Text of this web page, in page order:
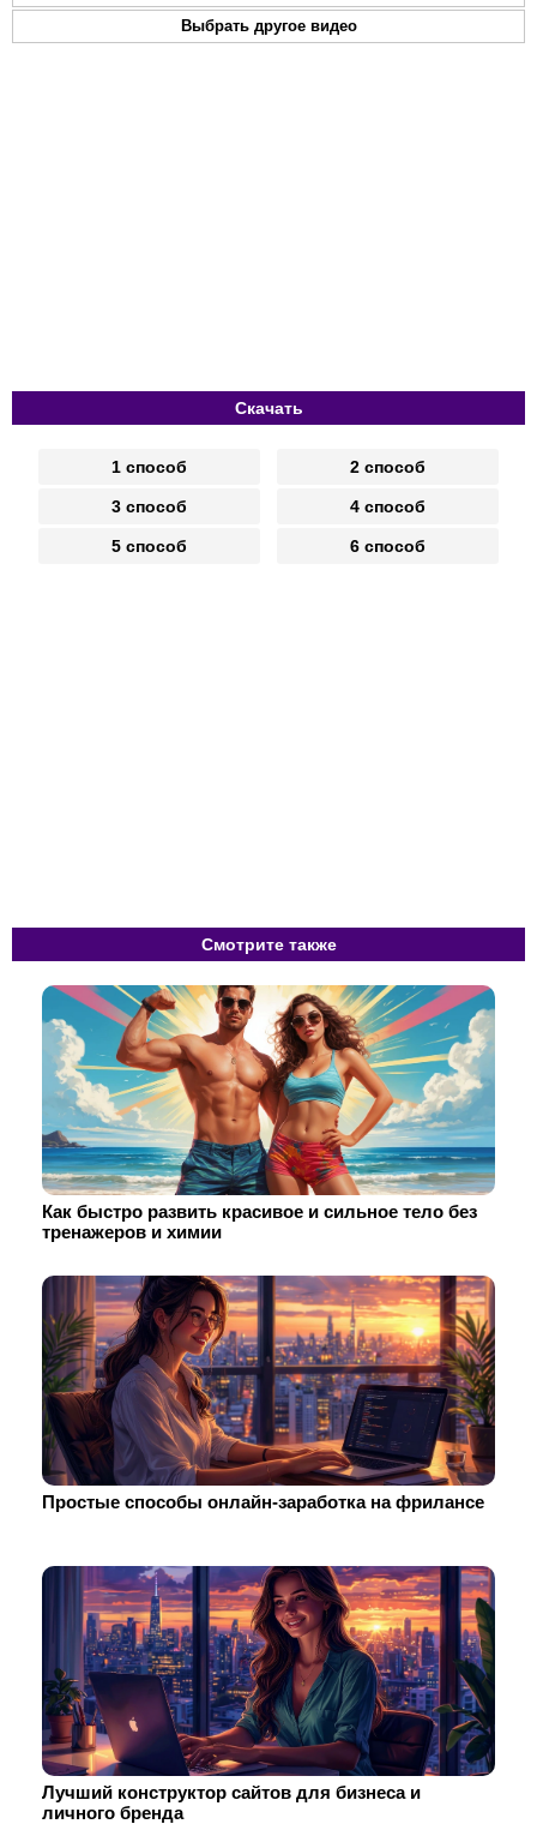
Выбрать другое видео
Скачать
1 способ 2 способ
3 способ 4 способ
5 способ 6 способ
Смотрите также
Как быстро развить красивое и сильное тело без
тренажеров и химии
Простые способы онлайн-заработка на фрилансе
Лучший конструктор сайтов для бизнеса и
личного бренда